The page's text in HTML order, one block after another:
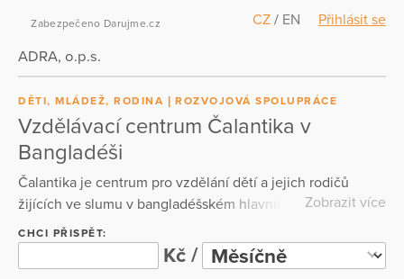
CZ / EN Přihlásit se
Zabezpečeno Darujme.cz
ADRA, o.p.s.
DĚTI, MLÁDEŽ, RODINA ROZVOJOVÁ SPOLUPRÁCE
Vzdělávací centrum Čalantika v
Bangladéši
Čalantika je centrum pro vzdělání dětí a jejich rodičů
žijících ve slumu v bangladéšském hlavním městě Dháka.
Centrum bylo založeno v roce 2013 organizací ADRA a
funguje díky podpoře českých dárců. Dochází sem 80 dětí
v rozmezí 1. až 5. třídy a jejich rodiče. Podporujeme také
Zobrazit více
CHCI PŘISPĚT:
Kč /